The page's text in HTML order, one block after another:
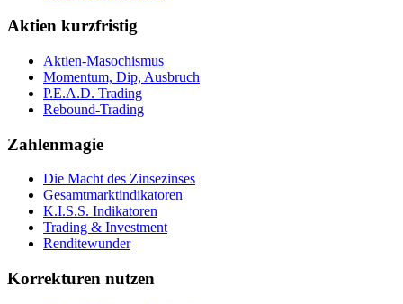
Aktien kurzfristig
Aktien-Masochismus
Momentum, Dip, Ausbruch
P.E.A.D. Trading
Rebound-Trading
Zahlenmagie
Die Macht des Zinsezinses
Gesamtmarktindikatoren
K.I.S.S. Indikatoren
Trading & Investment
Renditewunder
Korrekturen nutzen